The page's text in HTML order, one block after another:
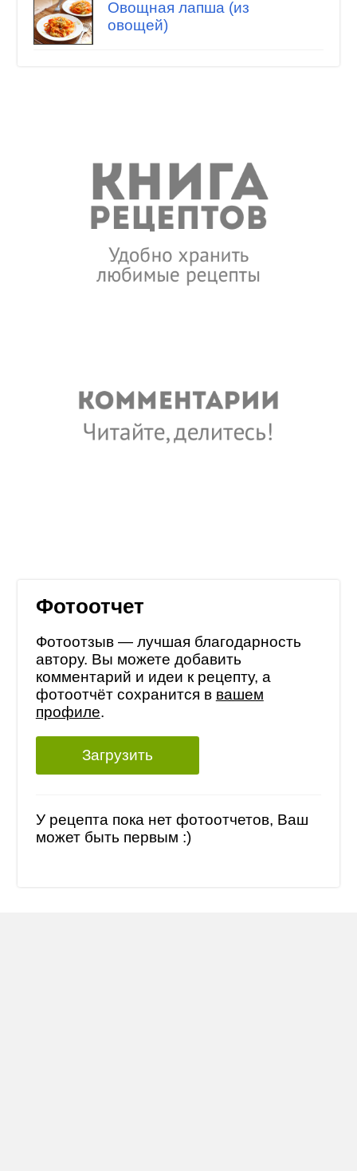
Овощная лапша (из
овощей)
Фотоотчет
Фотоотзыв — лучшая благодарность
автору. Вы можете добавить
комментарий и идеи к рецепту, а
фотоотчёт сохранится в вашем
профиле.
Загрузить
У рецепта пока нет фотоотчетов, Ваш
может быть первым :)